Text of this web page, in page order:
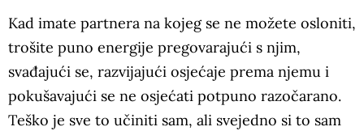
Kad imate partnera na kojeg se ne možete osloniti,
trošite puno energije pregovarajući s njim,
svađajući se, razvijajući osjećaje prema njemu i
pokušavajući se ne osjećati potpuno razočarano.
Teško je sve to učiniti sam, ali svejedno si to sam